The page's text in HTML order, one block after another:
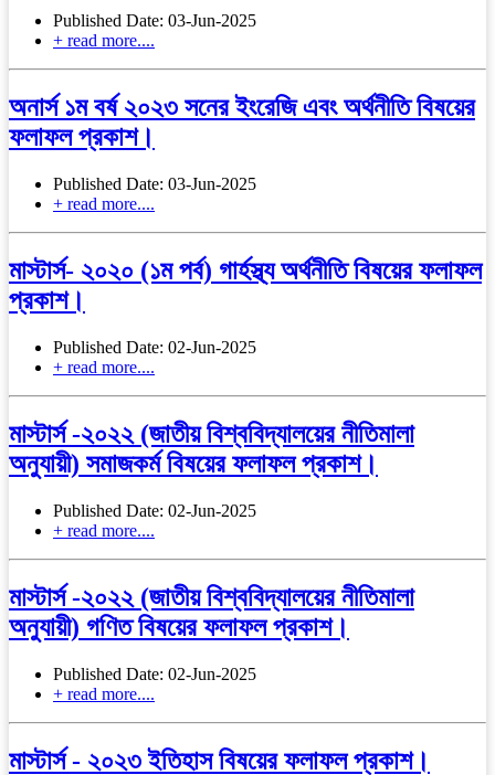
Published Date: 03-Jun-2025
+ read more....
অনার্স ১ম বর্ষ ২০২৩ সনের ইংরেজি এবং অর্থনীতি বিষয়ের
ফলাফল প্রকাশ।
Published Date: 03-Jun-2025
+ read more....
মাস্টার্স- ২০২০ (১ম পর্ব) গার্হস্থ্য অর্থনীতি বিষয়ের ফলাফল
প্রকাশ।
Published Date: 02-Jun-2025
+ read more....
মাস্টার্স -২০২২ (জাতীয় বিশ্ববিদ্যালয়ের নীতিমালা
অনুযায়ী) সমাজকর্ম বিষয়ের ফলাফল প্রকাশ।
Published Date: 02-Jun-2025
+ read more....
মাস্টার্স -২০২২ (জাতীয় বিশ্ববিদ্যালয়ের নীতিমালা
অনুযায়ী) গণিত বিষয়ের ফলাফল প্রকাশ।
Published Date: 02-Jun-2025
+ read more....
মাস্টার্স - ২০২৩ ইতিহাস বিষয়ের ফলাফল প্রকাশ।